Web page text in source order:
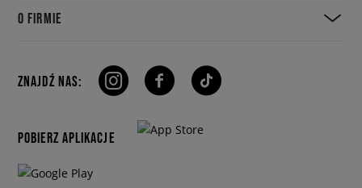
O FIRMIE
ZNAJDŹ NAS:
POBIERZ APLIKACJE